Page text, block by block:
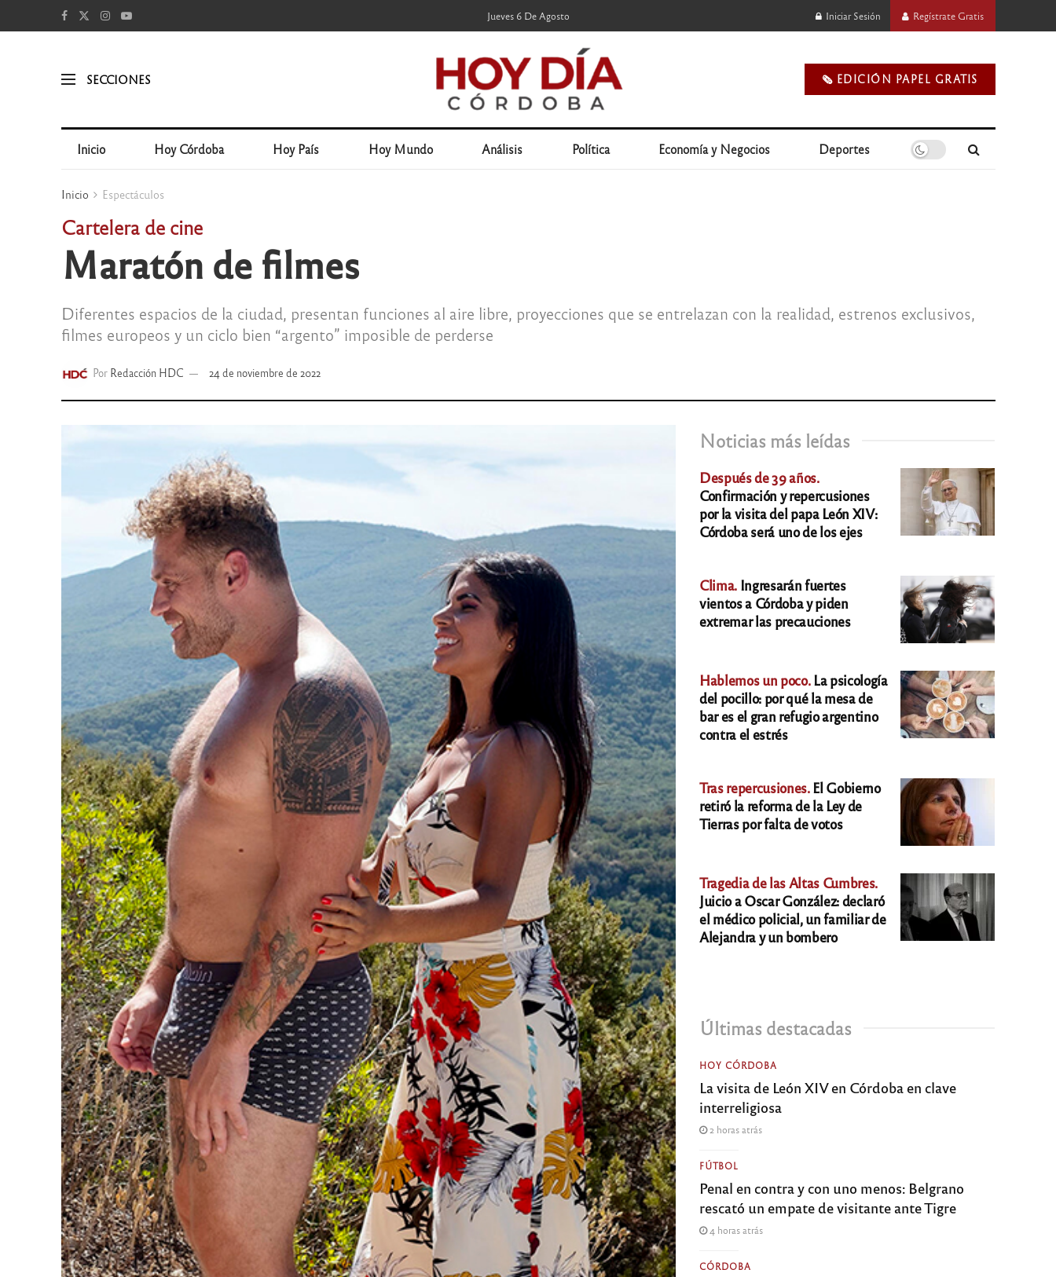
Jueves 6 De Agosto Iniciar Sesión Regístrate Gratis
SECCIONES 🗞️ EDICIÓN PAPEL GRATIS
Inicio Hoy Córdoba Hoy País Hoy Mundo Análisis Política Economía y Negocios Deportes
Inicio Espectáculos
Cartelera de cine
Maratón de filmes
Diferentes espacios de la ciudad, presentan funciones al aire libre, proyecciones que se entrelazan con la realidad, estrenos exclusivos,
filmes europeos y un ciclo bien “argento” imposible de perderse
Por Redacción HDC 24 de noviembre de 2022
Noticias más leídas
Después de 39 años.
Confirmación y repercusiones
por la visita del papa León XIV:
Córdoba será uno de los ejes
Clima. Ingresarán fuertes
vientos a Córdoba y piden
extremar las precauciones
Hablemos un poco.La psicología
del pocillo: por qué la mesa de
bar es el gran refugio argentino
contra el estrés
Tras repercusiones.El Gobierno
retiró la reforma de la Ley de
Tierras por falta de votos
Tragedia de las Altas Cumbres.
Juicio a Oscar González: declaró
el médico policial, un familiar de
Alejandra y un bombero
Últimas destacadas
HOY CÓRDOBA
La visita de León XIV en Córdoba en clave
interreligiosa
2 horas atrás
FÚTBOL
Penal en contra y con uno menos: Belgrano
rescató un empate de visitante ante Tigre
4 horas atrás
CÓRDOBA